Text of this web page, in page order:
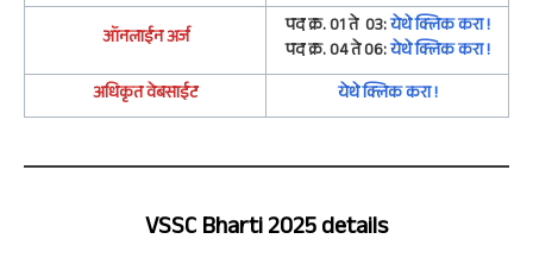
ऑनलाईन अर्ज
पद क्र. 01 ते 03:येथे क्लिक करा !
पद क्र. 04 ते 06:येथे क्लिक करा !
अधिकृत वेबसाईट
येथे क्लिक करा !
VSSC Bharti 2025 details